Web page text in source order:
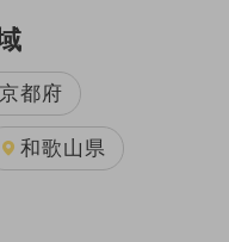
京都府
和歌山県